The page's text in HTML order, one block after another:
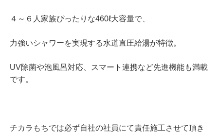
４～６人家族ぴったりな460ℓ大容量で、
力強いシャワーを実現する水道直圧給湯が特徴。
UV除菌や泡風呂対応、スマート連携など先進機能も満載
です。
チカラもちでは必ず自社の社員にて責任施工させて頂き